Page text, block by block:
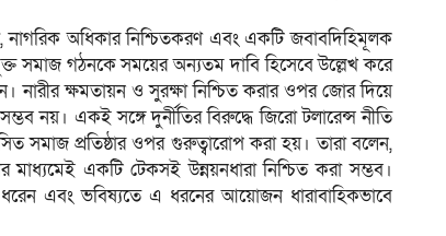
নাগরিক অধিকার নিশ্চিতকরণ এবং একটি জবাবদিহিমূলক
সমাজ গঠনকে সময়ের অন্যতম দাবি হিসেবে উল্লেখ করে
নারীর ক্ষমতায়ন ও সুরক্ষা নিশ্চিত করার ওপর জোর দিয়ে
নয়। একই সঙ্গে দুর্নীতির বিরুদ্ধে জিরো টলারেন্স নীতি
সমাজ প্রতিষ্ঠার ওপর গুরুত্বারোপ করা হয়। তারা বলেন,
একটি টেকসই উন্নয়নধারা নিশ্চিত করা সম্ভব।
ধরেন এবং ভবিষ্যতে এ ধরনের আয়োজন ধারাবাহিকভাবে